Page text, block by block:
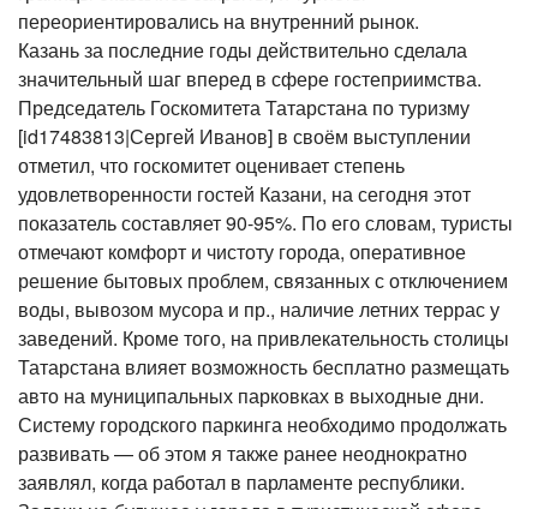
переориентировались на внутренний рынок.
Казань за последние годы действительно сделала
значительный шаг вперед в сфере гостеприимства.
Председатель Госкомитета Татарстана по туризму
[id17483813|Сергей Иванов] в своём выступлении
отметил, что госкомитет оценивает степень
удовлетворенности гостей Казани, на сегодня этот
показатель составляет 90-95%. По его словам, туристы
отмечают комфорт и чистоту города, оперативное
решение бытовых проблем, связанных с отключением
воды, вывозом мусора и пр., наличие летних террас у
заведений. Кроме того, на привлекательность столицы
Татарстана влияет возможность бесплатно размещать
авто на муниципальных парковках в выходные дни.
Систему городского паркинга необходимо продолжать
развивать — об этом я также ранее неоднократно
заявлял, когда работал в парламенте республики.